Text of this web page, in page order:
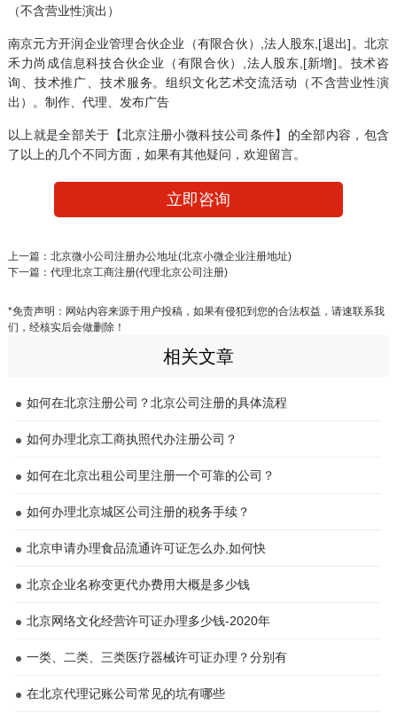
（不含营业性演出）
南京元方开润企业管理合伙企业（有限合伙）,法人股东,[退出]。北京
禾力尚成信息科技合伙企业（有限合伙）,法人股东,[新增]。技术咨
询、技术推广、技术服务。组织文化艺术交流活动（不含营业性演
出）。制作、代理、发布广告
以上就是全部关于【北京注册小微科技公司条件】的全部内容，包含
了以上的几个不同方面，如果有其他疑问，欢迎留言。
立即咨询
上一篇： 北京微小公司注册办公地址(北京小微企业注册地址)
下一篇： 代理北京工商注册(代理北京公司注册)
*免责声明：网站内容来源于用户投稿，如果有侵犯到您的合法权益，请速联系我
们，经核实后会做删除！
相关文章
如何在北京注册公司？北京公司注册的具体流程
如何办理北京工商执照代办注册公司？
如何在北京出租公司里注册一个可靠的公司？
如何办理北京城区公司注册的税务手续？
北京申请办理食品流通许可证怎么办,如何快
北京企业名称变更代办费用大概是多少钱
北京网络文化经营许可证办理多少钱-2020年
一类、二类、三类医疗器械许可证办理？分别有
在北京代理记账公司常见的坑有哪些